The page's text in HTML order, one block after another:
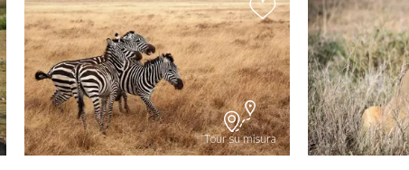
Tour su misura